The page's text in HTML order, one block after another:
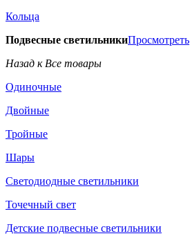
Кольца
Подвесные светильникиПросмотреть
Назад к Все товары
Одиночные
Двойные
Тройные
Шары
Светодиодные светильники
Точечный свет
Детские подвесные светильники